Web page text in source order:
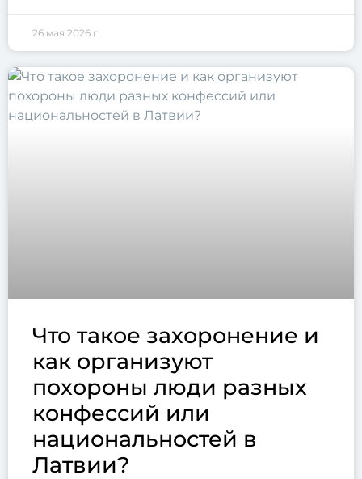
26 мая 2026 г.
Что такое захоронение и
как организуют
похороны люди разных
конфессий или
национальностей в
Латвии?